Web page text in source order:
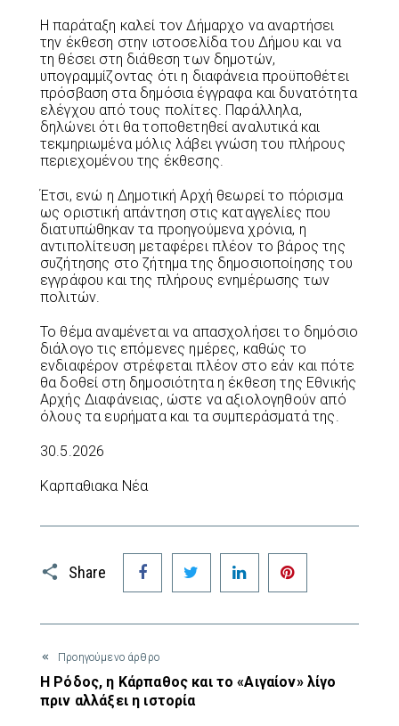
Η παράταξη καλεί τον Δήμαρχο να αναρτήσει
την έκθεση στην ιστοσελίδα του Δήμου και να
τη θέσει στη διάθεση των δημοτών,
υπογραμμίζοντας ότι η διαφάνεια προϋποθέτει
πρόσβαση στα δημόσια έγγραφα και δυνατότητα
ελέγχου από τους πολίτες. Παράλληλα,
δηλώνει ότι θα τοποθετηθεί αναλυτικά και
τεκμηριωμένα μόλις λάβει γνώση του πλήρους
περιεχομένου της έκθεσης.
Έτσι, ενώ η Δημοτική Αρχή θεωρεί το πόρισμα
ως οριστική απάντηση στις καταγγελίες που
διατυπώθηκαν τα προηγούμενα χρόνια, η
αντιπολίτευση μεταφέρει πλέον το βάρος της
συζήτησης στο ζήτημα της δημοσιοποίησης του
εγγράφου και της πλήρους ενημέρωσης των
πολιτών.
Το θέμα αναμένεται να απασχολήσει το δημόσιο
διάλογο τις επόμενες ημέρες, καθώς το
ενδιαφέρον στρέφεται πλέον στο εάν και πότε
θα δοθεί στη δημοσιότητα η έκθεση της Εθνικής
Αρχής Διαφάνειας, ώστε να αξιολογηθούν από
όλους τα ευρήματα και τα συμπεράσματά της.
30.5.2026
Καρπαθιακα Νέα
Share
Facebook Twitter LinkedIn
Προηγούμενο άρθρο
Η Ρόδος, η Κάρπαθος και το «Αιγαίον» λίγο
πριν αλλάξει η ιστορία